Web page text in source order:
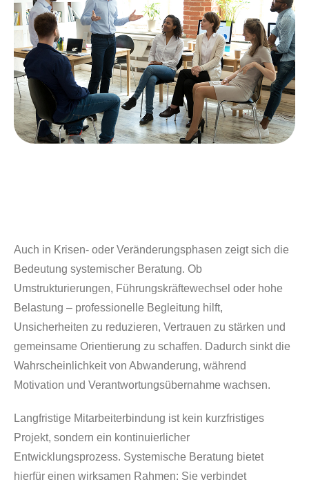
Auch in Krisen- oder Veränderungsphasen zeigt sich die
Bedeutung systemischer Beratung. Ob
Umstrukturierungen, Führungskräftewechsel oder hohe
Belastung – professionelle Begleitung hilft,
Unsicherheiten zu reduzieren, Vertrauen zu stärken und
gemeinsame Orientierung zu schaffen. Dadurch sinkt die
Wahrscheinlichkeit von Abwanderung, während
Motivation und Verantwortungsübernahme wachsen.
Langfristige Mitarbeiterbindung ist kein kurzfristiges
Projekt, sondern ein kontinuierlicher
Entwicklungsprozess. Systemische Beratung bietet
hierfür einen wirksamen Rahmen: Sie verbindet